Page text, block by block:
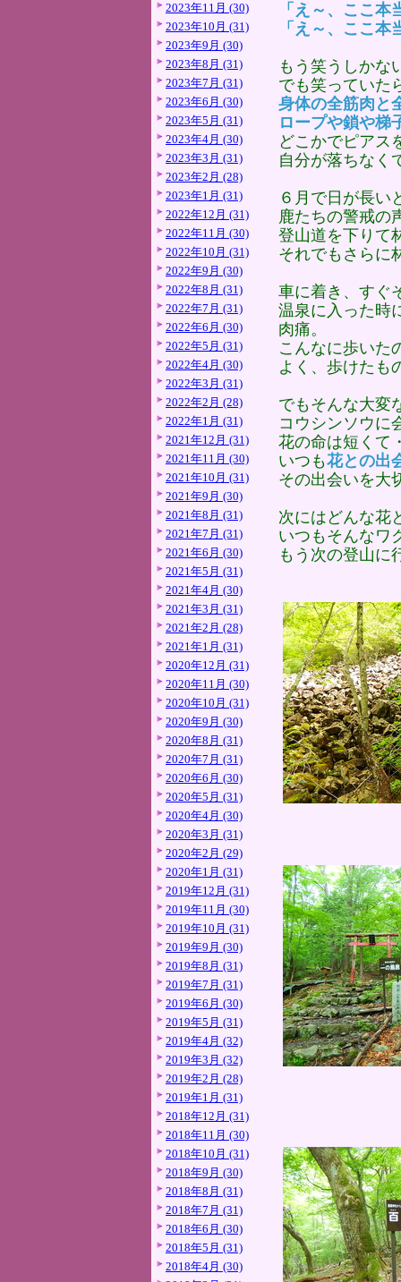
2023年11月 (30)
2023年10月 (31)
2023年9月 (30)
2023年8月 (31)
2023年7月 (31)
2023年6月 (30)
2023年5月 (31)
2023年4月 (30)
2023年3月 (31)
2023年2月 (28)
2023年1月 (31)
2022年12月 (31)
2022年11月 (30)
2022年10月 (31)
2022年9月 (30)
2022年8月 (31)
2022年7月 (31)
2022年6月 (30)
2022年5月 (31)
2022年4月 (30)
2022年3月 (31)
2022年2月 (28)
2022年1月 (31)
2021年12月 (31)
2021年11月 (30)
2021年10月 (31)
2021年9月 (30)
2021年8月 (31)
2021年7月 (31)
2021年6月 (30)
2021年5月 (31)
2021年4月 (30)
2021年3月 (31)
2021年2月 (28)
2021年1月 (31)
2020年12月 (31)
2020年11月 (30)
2020年10月 (31)
2020年9月 (30)
2020年8月 (31)
2020年7月 (31)
2020年6月 (30)
2020年5月 (31)
2020年4月 (30)
2020年3月 (31)
2020年2月 (29)
2020年1月 (31)
2019年12月 (31)
2019年11月 (30)
2019年10月 (31)
2019年9月 (30)
2019年8月 (31)
2019年7月 (31)
2019年6月 (30)
2019年5月 (31)
2019年4月 (32)
2019年3月 (32)
2019年2月 (28)
2019年1月 (31)
2018年12月 (31)
2018年11月 (30)
2018年10月 (31)
2018年9月 (30)
2018年8月 (31)
2018年7月 (31)
2018年6月 (30)
2018年5月 (31)
2018年4月 (30)
「え～、ここ
「え～、ここ
もう笑うしかな
でも笑っていた
身体の全筋肉と
ロープや鎖や梯
どこかでピアス
自分が落ちなく
６月で日が長い
鹿たちの警戒の
登山道を下りて
それでもさらに
車に着き、すぐ
温泉に入った時
肉痛。
こんなに歩いた
よく、歩けたも
でもそんな大変
コウシンソウに
花の命は短くて
いつも花との出
その出会いを大
次にはどんな花
いつもそんなワ
もう次の登山に